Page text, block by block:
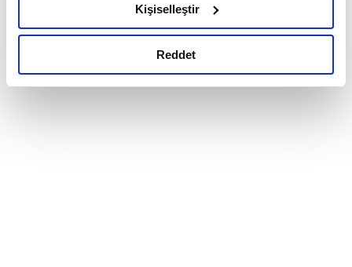
Ayarlar butonuna tıklayabilir,Çerez Bilgilendirme
Metnimizi ziyaret edebilirsiniz.
okumak ve sitemizi ziyaretiniz kapsamında
Kişiselleştir
Reddet